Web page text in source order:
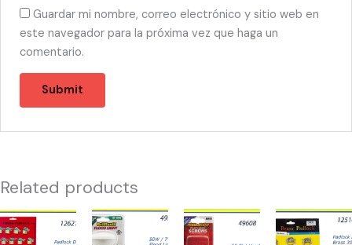
Guardar mi nombre, correo electrónico y sitio web en
este navegador para la próxima vez que haga un
comentario.
Related products
12621
-
49530
-
49608
-
12516
-